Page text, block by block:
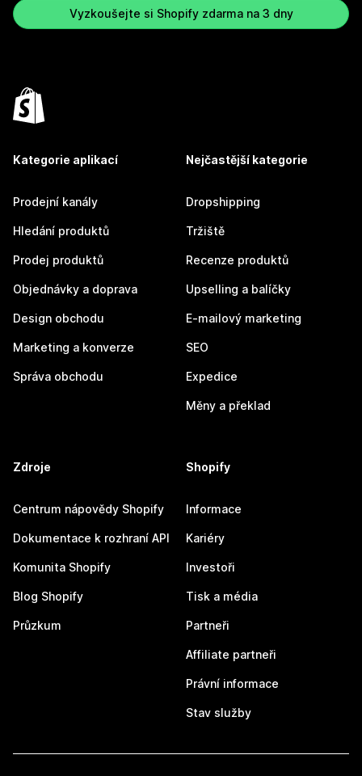
Vyzkoušejte si Shopify zdarma na 3 dny
Kategorie aplikací
Prodejní kanály
Hledání produktů
Prodej produktů
Objednávky a doprava
Design obchodu
Marketing a konverze
Správa obchodu
Nejčastější kategorie
Dropshipping
Tržiště
Recenze produktů
Upselling a balíčky
E-mailový marketing
SEO
Expedice
Měny a překlad
Zdroje
Centrum nápovědy Shopify
Dokumentace k rozhraní API
Komunita Shopify
Blog Shopify
Průzkum
Shopify
Informace
Kariéry
Investoři
Tisk a média
Partneři
Affiliate partneři
Právní informace
Stav služby